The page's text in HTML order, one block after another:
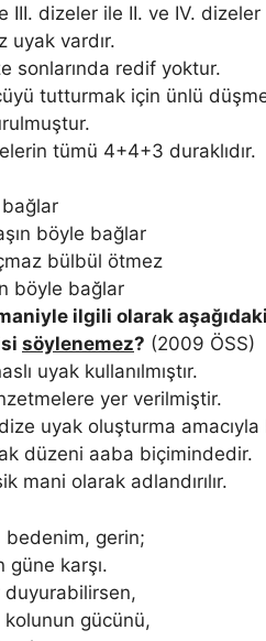
III. dizeler ile II. ve IV. dizeler
uyak vardır.
sonlarında redif yoktur.
tutturmak için ünlü
tümü 4+4+3 duraklıdır.
böyle bağlar
bülbül ötmez
böyle bağlar
ilgili olarak
söylenemez? (2009 ÖSS)
uyak kullanılmıştır.
yer verilmiştir.
uyak oluşturma amacıyla
düzeni aaba biçimindedir.
mani olarak adlandırılır.
bedenim, gerin;
güne karşı.
duyurabilirsen,
kolunun gücünü,